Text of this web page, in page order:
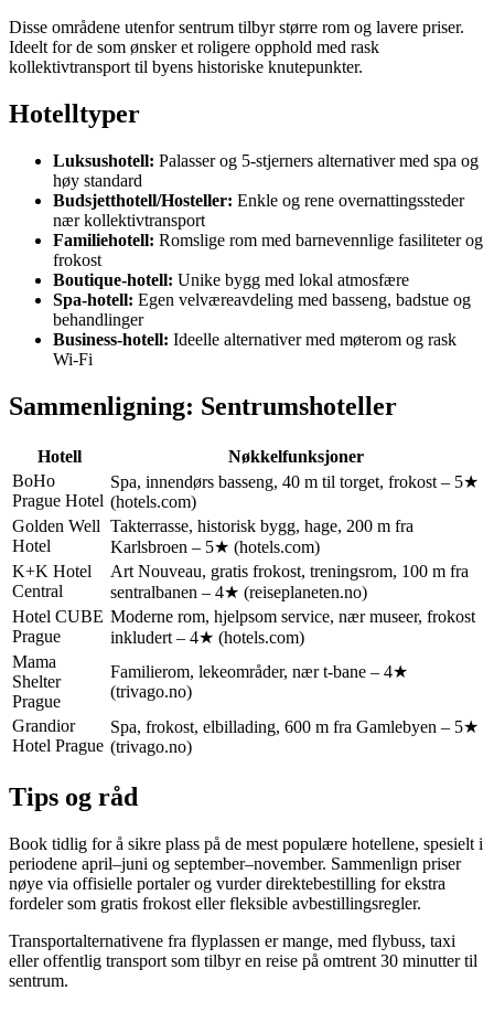
Disse områdene utenfor sentrum tilbyr større rom og lavere priser.
Ideelt for de som ønsker et roligere opphold med rask
kollektivtransport til byens historiske knutepunkter.
Hotelltyper
Luksushotell: Palasser og 5-stjerners alternativer med spa og
høy standard
Budsjetthotell/Hosteller: Enkle og rene overnattingssteder
nær kollektivtransport
Familiehotell: Romslige rom med barnevennlige fasiliteter og
frokost
Boutique-hotell: Unike bygg med lokal atmosfære
Spa-hotell: Egen velværeavdeling med basseng, badstue og
behandlinger
Business-hotell: Ideelle alternativer med møterom og rask
Wi-Fi
Sammenligning: Sentrumshoteller
Hotell
Nøkkelfunksjoner
BoHo
Prague Hotel
Spa, innendørs basseng, 40 m til torget, frokost – 5★
(hotels.com)
Golden Well
Hotel
Takterrasse, historisk bygg, hage, 200 m fra
Karlsbroen – 5★ (hotels.com)
K+K Hotel
Central
Art Nouveau, gratis frokost, treningsrom, 100 m fra
sentralbanen – 4★ (reiseplaneten.no)
Hotel CUBE
Prague
Moderne rom, hjelpsom service, nær museer, frokost
inkludert – 4★ (hotels.com)
Mama
Shelter
Prague
Familierom, lekeområder, nær t-bane – 4★
(trivago.no)
Grandior
Hotel Prague
Spa, frokost, elbillading, 600 m fra Gamlebyen – 5★
(trivago.no)
Tips og råd
Book tidlig for å sikre plass på de mest populære hotellene, spesielt i
periodene april–juni og september–november. Sammenlign priser
nøye via offisielle portaler og vurder direktebestilling for ekstra
fordeler som gratis frokost eller fleksible avbestillingsregler.
Transportalternativene fra flyplassen er mange, med flybuss, taxi
eller offentlig transport som tilbyr en reise på omtrent 30 minutter til
sentrum.